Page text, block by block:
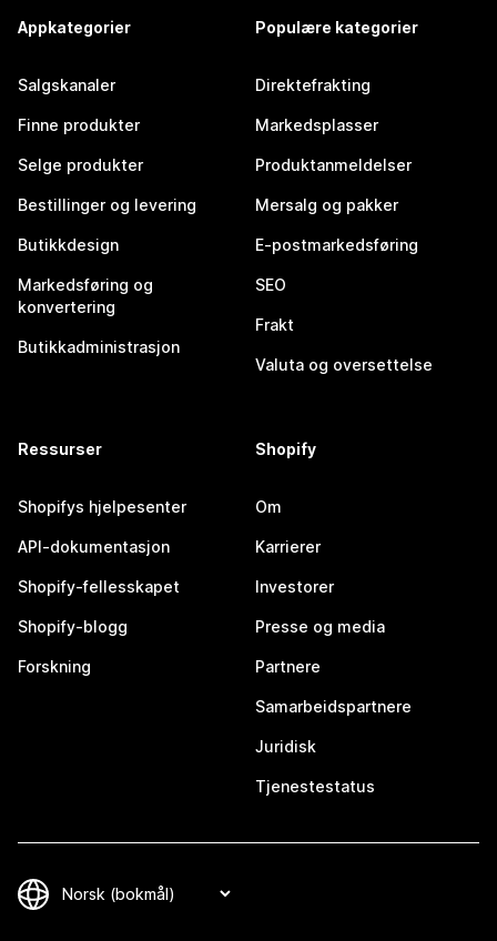
Appkategorier
Salgskanaler
Finne produkter
Selge produkter
Bestillinger og levering
Butikkdesign
Markedsføring og
konvertering
Butikkadministrasjon
Populære kategorier
Direktefrakting
Markedsplasser
Produktanmeldelser
Mersalg og pakker
E-postmarkedsføring
SEO
Frakt
Valuta og oversettelse
Ressurser
Shopifys hjelpesenter
API-dokumentasjon
Shopify-fellesskapet
Shopify-blogg
Forskning
Shopify
Om
Karrierer
Investorer
Presse og media
Partnere
Samarbeidspartnere
Juridisk
Tjenestestatus